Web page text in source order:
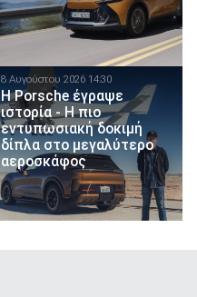
8 Αυγούστου 2026 14:30
H Porsche έγραψε
ιστορία - H πιο
εντυπωσιακή δοκιμή
δίπλα στο μεγαλύτερο
αεροσκάφος